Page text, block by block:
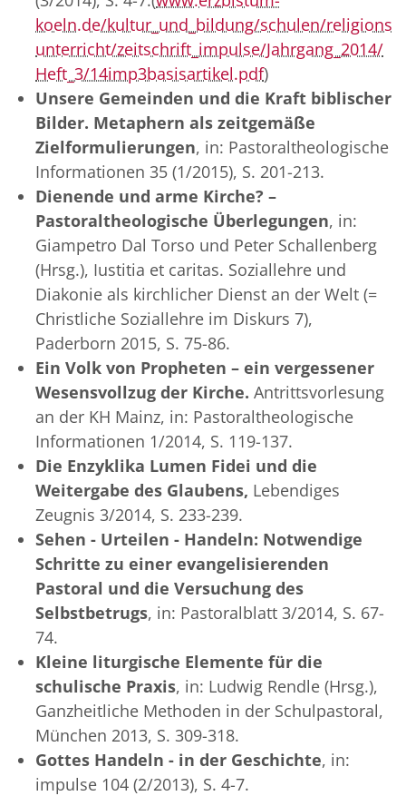
koeln.de/kultur_und_bildung/schulen/religions
unterricht/zeitschrift_impulse/Jahrgang_2014/
Heft_3/14imp3basisartikel.pdf)
Unsere Gemeinden und die Kraft biblischer
Bilder. Metaphern als zeitgemäße
Zielformulierungen, in: Pastoraltheologische
Informationen 35 (1/2015), S. 201-213.
Dienende und arme Kirche? –
Pastoraltheologische Überlegungen, in:
Giampetro Dal Torso und Peter Schallenberg
(Hrsg.), Iustitia et caritas. Soziallehre und
Diakonie als kirchlicher Dienst an der Welt (=
Christliche Soziallehre im Diskurs 7),
Paderborn 2015, S. 75-86.
Ein Volk von Propheten – ein vergessener
Wesensvollzug der Kirche. Antrittsvorlesung
an der KH Mainz, in: Pastoraltheologische
Informationen 1/2014, S. 119-137.
Die Enzyklika Lumen Fidei und die
Weitergabe des Glaubens, Lebendiges
Zeugnis 3/2014, S. 233-239.
Sehen - Urteilen - Handeln: Notwendige
Schritte zu einer evangelisierenden
Pastoral und die Versuchung des
Selbstbetrugs, in: Pastoralblatt 3/2014, S. 67-
74.
Kleine liturgische Elemente für die
schulische Praxis, in: Ludwig Rendle (Hrsg.),
Ganzheitliche Methoden in der Schulpastoral,
München 2013, S. 309-318.
Gottes Handeln - in der Geschichte, in:
impulse 104 (2/2013), S. 4-7.